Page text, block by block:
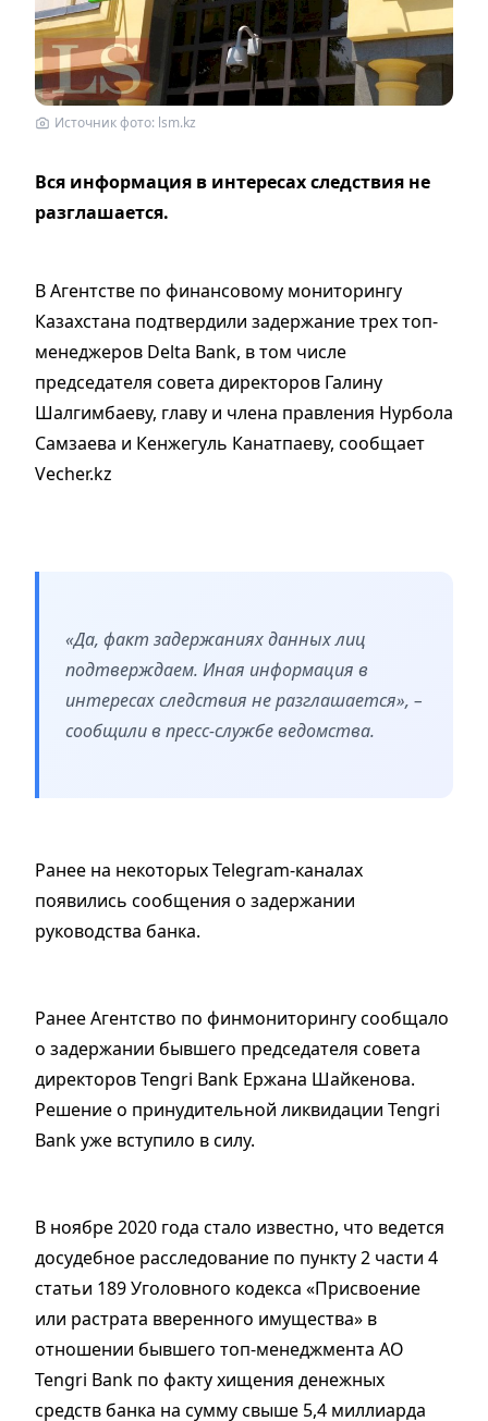
Источник фото: lsm.kz
Вся информация в интересах следствия не
разглашается.
В Агентстве по финансовому мониторингу
Казахстана подтвердили задержание трех топ-
менеджеров Delta Bank, в том числе
председателя совета директоров Галину
Шалгимбаеву, главу и члена правления Нурбола
Самзаева и Кенжегуль Канатпаеву, сообщает
Vecher.kz
«Да, факт задержаниях данных лиц
подтверждаем. Иная информация в
интересах следствия не разглашается», –
сообщили в пресс-службе ведомства.
Ранее на некоторых Telegram-каналах
появились сообщения о задержании
руководства банка.
Ранее Агентство по финмониторингу сообщало
о задержании бывшего председателя совета
директоров Tengri Bank Ержана Шайкенова.
Решение о принудительной ликвидации Tengri
Bank уже вступило в силу.
В ноябре 2020 года стало известно, что ведется
досудебное расследование по пункту 2 части 4
статьи 189 Уголовного кодекса «Присвоение
или растрата вверенного имущества» в
отношении бывшего топ-менеджмента АО
Tengri Bank по факту хищения денежных
средств банка на сумму свыше 5,4 миллиарда